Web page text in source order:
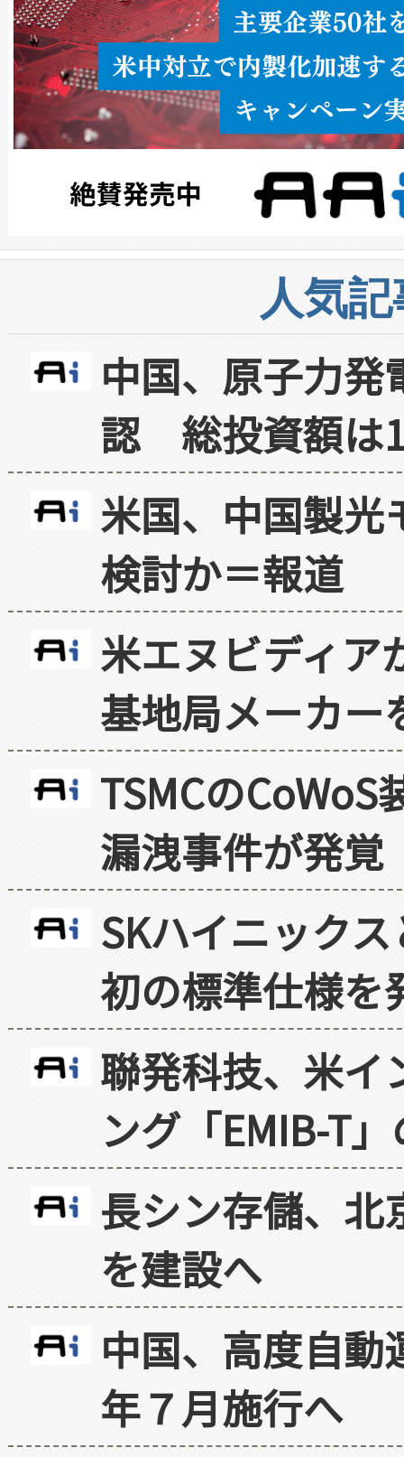
人気
中国、原子力
認 総投資額は
米国、中国製光
検討か＝報道
米エヌビディア
基地局メーカー
TSMCの
漏洩事件が発覚
SKハイニック
初の標準仕様を
聯発科技、米イ
ング「EMIB-T
長シン存儲、北
を建設へ
中国、高度自
年７月施行へ